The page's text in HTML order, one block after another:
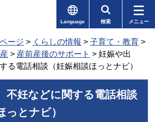
Language 検索 メニュー
ージ > くらしの情報 > 子育て・教育 >
> 産前産後のサポート > 妊娠や出
る電話相談（妊娠相談ほっとナビ）
不妊などに関する電話相談
っとナビ）